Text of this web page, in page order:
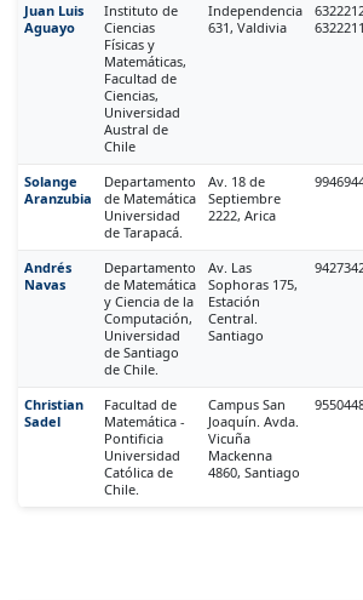
Juan Luis
Aguayo
Instituto de
Ciencias
Físicas y
Matemáticas,
Facultad de
Ciencias,
Universidad
Austral de
Chile
Independencia
631, Valdivia
Solange
Aranzubia
Departamento
de Matemática
Universidad
de Tarapacá.
Av. 18 de
Septiembre
2222, Arica
Andrés
Navas
Departamento
de Matemática
y Ciencia de la
Computación,
Universidad
de Santiago
de Chile.
Av. Las
Sophoras 175,
Estación
Central.
Santiago
Christian
Sadel
Facultad de
Matemática -
Pontificia
Universidad
Católica de
Chile.
Campus San
Joaquín. Avda.
Vicuña
Mackenna
4860, Santiago